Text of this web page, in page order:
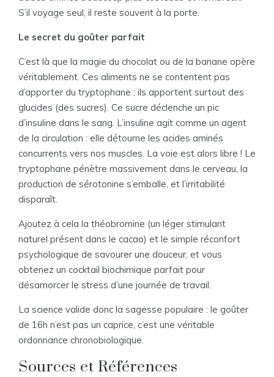
S’il voyage seul, il reste souvent à la porte.
Le secret du goûter parfait
C’est là que la magie du chocolat ou de la banane opère
véritablement. Ces aliments ne se contentent pas
d’apporter du tryptophane ; ils apportent surtout des
glucides (des sucres). Ce sucre déclenche un pic
d’insuline dans le sang. L’insuline agit comme un agent
de la circulation : elle détourne les acides aminés
concurrents vers nos muscles. La voie est alors libre ! Le
tryptophane pénètre massivement dans le cerveau, la
production de sérotonine s’emballe, et l’irritabilité
disparaît.
Ajoutez à cela la théobromine (un léger stimulant
naturel présent dans le cacao) et le simple réconfort
psychologique de savourer une douceur, et vous
obtenez un cocktail biochimique parfait pour
désamorcer le stress d’une journée de travail.
La science valide donc la sagesse populaire : le goûter
de 16h n’est pas un caprice, c’est une véritable
ordonnance chronobiologique.
Sources et Références